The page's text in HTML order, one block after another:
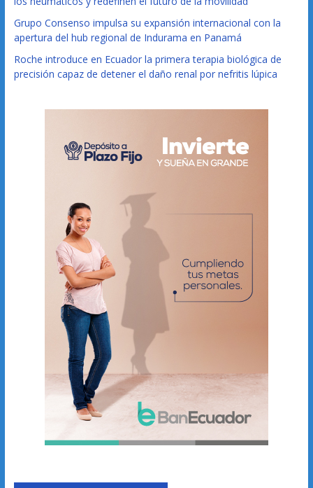
Grupo Consenso impulsa su expansión internacional con la
apertura del hub regional de Indurama en Panamá
Roche introduce en Ecuador la primera terapia biológica de
precisión capaz de detener el daño renal por nefritis lúpica